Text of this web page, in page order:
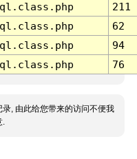
211
62
94
76
, 由此给您带来的访问不便我
.